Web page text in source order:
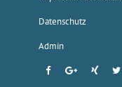
Datenschutz
Admin